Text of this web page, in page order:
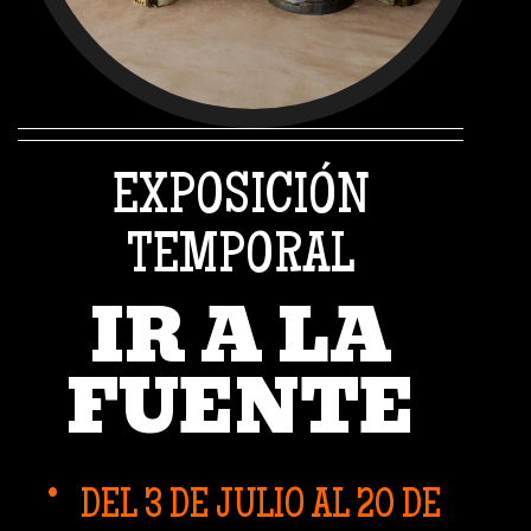
BOTIJO
2026
DISEÑO DE RAMON
EXPOSICIÓN
TEMPORAL
IR A LA
FUENTE
DEL 3 DE JULIO AL 20 DE
INAUGURACIÓN DE
LA EXPOSICIÓN 18 DE
ENERO A LAS 11 H
50 AÑOS
DEL
MUSEU
VOLSVEURE'NSDES
DE CASA?
VISITA
VIRTUAL